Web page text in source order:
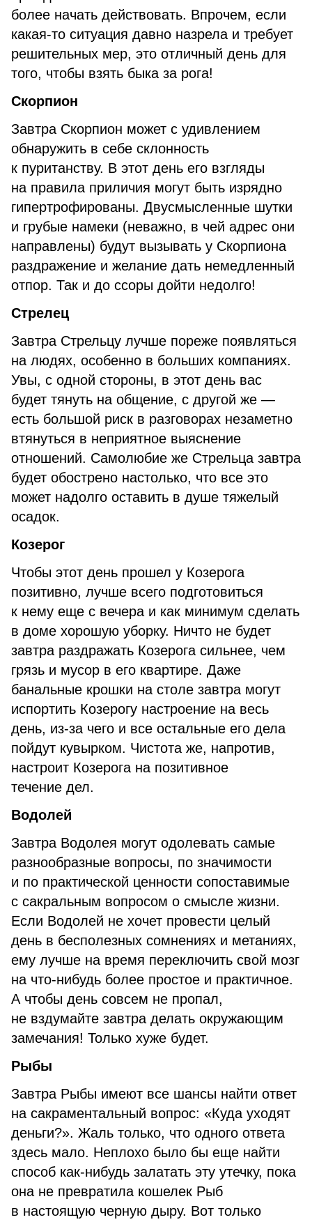
более начать действовать. Впрочем, если
какая-то ситуация давно назрела и требует
решительных мер, это отличный день для
того, чтобы взять быка за рога!
Скорпион
Завтра Скорпион может с удивлением
обнаружить в себе склонность
к пуританству. В этот день его взгляды
на правила приличия могут быть изрядно
гипертрофированы. Двусмысленные шутки
и грубые намеки (неважно, в чей адрес они
направлены) будут вызывать у Скорпиона
раздражение и желание дать немедленный
отпор. Так и до ссоры дойти недолго!
Стрелец
Завтра Стрельцу лучше пореже появляться
на людях, особенно в больших компаниях.
Увы, с одной стороны, в этот день вас
будет тянуть на общение, с другой же —
есть большой риск в разговорах незаметно
втянуться в неприятное выяснение
отношений. Самолюбие же Стрельца завтра
будет обострено настолько, что все это
может надолго оставить в душе тяжелый
осадок.
Козерог
Чтобы этот день прошел у Козерога
позитивно, лучше всего подготовиться
к нему еще с вечера и как минимум сделать
в доме хорошую уборку. Ничто не будет
завтра раздражать Козерога сильнее, чем
грязь и мусор в его квартире. Даже
банальные крошки на столе завтра могут
испортить Козерогу настроение на весь
день, из-за чего и все остальные его дела
пойдут кувырком. Чистота же, напротив,
настроит Козерога на позитивное
течение дел.
Водолей
Завтра Водолея могут одолевать самые
разнообразные вопросы, по значимости
и по практической ценности сопоставимые
с сакральным вопросом о смысле жизни.
Если Водолей не хочет провести целый
день в бесполезных сомнениях и метаниях,
ему лучше на время переключить свой мозг
на что-нибудь более простое и практичное.
А чтобы день совсем не пропал,
не вздумайте завтра делать окружающим
замечания! Только хуже будет.
Рыбы
Завтра Рыбы имеют все шансы найти ответ
на сакраментальный вопрос: «Куда уходят
деньги?». Жаль только, что одного ответа
здесь мало. Неплохо было бы еще найти
способ как-нибудь залатать эту утечку, пока
она не превратила кошелек Рыб
в настоящую черную дыру. Вот только